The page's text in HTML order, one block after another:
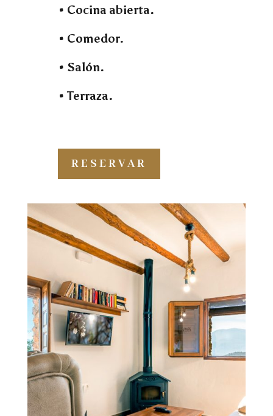
• Cocina abierta.
• Comedor.
• Salón.
• Terraza.
RESERVAR